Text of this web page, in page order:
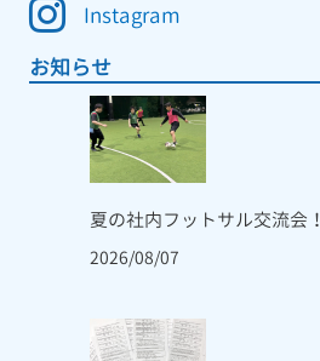
Instagram
お知らせ
夏の社内フットサル交流会！
2026/08/07